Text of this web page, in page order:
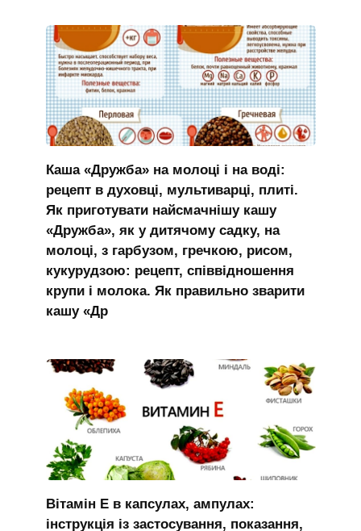
Каша «Дружба» на молоці і на воді:
рецепт в духовці, мультиварці, плиті.
Як приготувати найсмачнішу кашу
«Дружба», як у дитячому садку, на
молоці, з гарбузом, гречкою, рисом,
кукурудзою: рецепт, співвідношення
крупи і молока. Як правильно зварити
кашу «Др
Вітамін Е в капсулах, ампулах:
інструкція із застосування, показання,